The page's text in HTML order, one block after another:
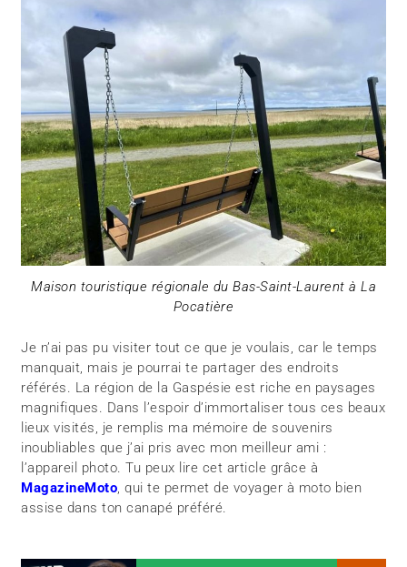
Maison touristique régionale du Bas-Saint-Laurent à La
Pocatière
Je n’ai pas pu visiter tout ce que je voulais, car le temps
manquait, mais je pourrai te partager des endroits
référés. La région de la Gaspésie est riche en paysages
magnifiques. Dans l’espoir d’immortaliser tous ces beaux
lieux visités, je remplis ma mémoire de souvenirs
inoubliables que j’ai pris avec mon meilleur ami :
l’appareil photo. Tu peux lire cet article grâce à
MagazineMoto , qui te permet de voyager à moto bien
assise dans ton canapé préféré.